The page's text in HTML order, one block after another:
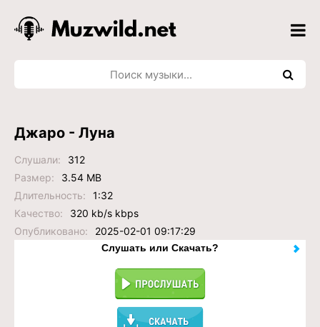
Джаро - Луна
Слушали:
312
Размер:
3.54 MB
Длительность:
1:32
Качество:
320 kb/s kbps
Опубликовано:
2025-02-01 09:17:29
Слушать или Скачать?